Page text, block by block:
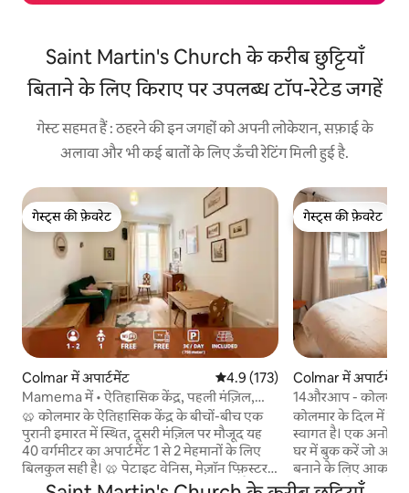
Saint Martin's Church के करीब छुट्टियाँ
बिताने के लिए किराए पर उपलब्ध टॉप-रेटेड जगहें
गेस्ट सहमत हैं : ठहरने की इन जगहों को अपनी लोकेशन, सफ़ाई के
अलावा और भी कई बातों के लिए ऊँची रेटिंग मिली हुई है.
गेस्ट्स की फ़ेवरेट
गेस्ट्स की फ़ेवरेट
Colmar में अपार्टमेंट औसत रेटिंग 5 में से 4.9, 173 समीक्षाएँ
4.9 (173)
Mamema में • ऐतिहासिक केंद्र, पहली मंज़िल,
वाई-फ़ाई
🥨 कोलमार के ऐतिहासिक केंद्र के बीचों-बीच एक
पुरानी इमारत में स्थित, दूसरी मंज़िल पर मौजूद यह
40 वर्गमीटर का अपार्टमेंट 1 से 2 मेहमानों के लिए
बिलकुल सही है। 🥨 पेटाइट वेनिस, मेज़ॉन प्फ़िस्टर,
कोइफ़स, दुकानों और रेस्टोरेंट से 2 मिनट की पैदल
गेस्ट्स की फ़ेवरेट
गेस्ट्स की फ़ेवरेट
Colmar में अपार्टमेंट
14औरआप - कोलमार
कोलमार के दिल में
स्वागत है। एक अनोखे
घर में बुक करें जो आपके
बनाने के लिए
को जोड़ती है।